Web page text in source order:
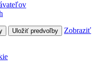
Uložiť predvoľby
Zobraziť